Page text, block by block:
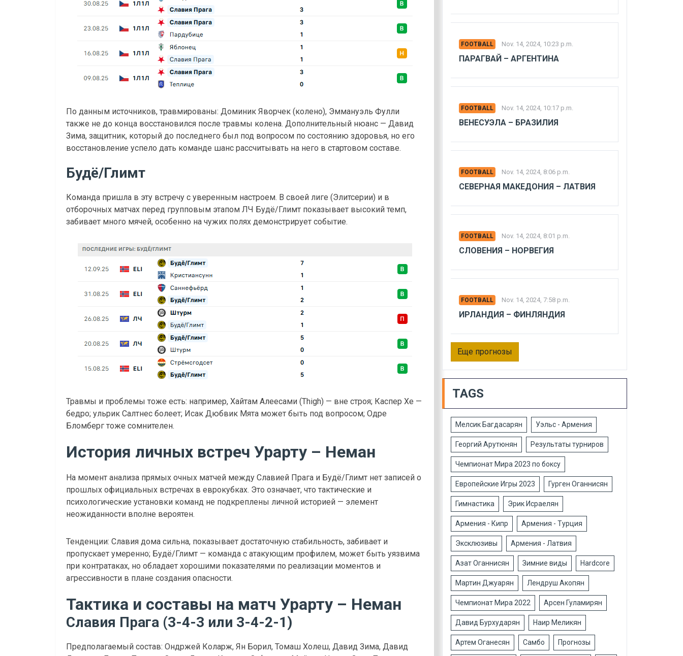
По данным источников, травмированы: Доминик Яворчек (колено), Эммануэль Фулли
также не до конца восстановился после травмы колена. Дополнительный нюанс — Давид
Зима, защитник, который до последнего был под вопросом по состоянию здоровья, но его
восстановление успело дать команде шанс рассчитывать на него в стартовом составе.
Будё/Глимт
Команда пришла в эту встречу с уверенным настроем. В своей лиге (Элитсерии) и в
отборочных матчах перед групповым этапом ЛЧ Будё/Глимт показывает высокий темп,
забивает много мячей, особенно на чужих полях демонстрирует событие.
Травмы и проблемы тоже есть: например, Хайтам Алеесами (Thigh) — вне строя; Каспер Хе —
бедро; ульрик Салтнес болеет; Исак Дюбвик Мята может быть под вопросом; Одре
Бломберг тоже сомнителен.
История личных встреч Урарту – Неман
На момент анализа прямых очных матчей между Славией Прага и Будё/Глимт нет записей о
прошлых официальных встречах в еврокубках. Это означает, что тактические и
психологические установки команд не подкреплены личной историей — элемент
неожиданности вполне вероятен.
Тенденции: Славия дома сильна, показывает достаточную стабильность, забивает и
пропускает умеренно; Будё/Глимт — команда с атакующим профилем, может быть уязвима
при контратаках, но обладает хорошими показателями по реализации моментов и
агрессивности в плане создания опасности.
Тактика и составы на матч Урарту – Неман
Славия Прага (3-4-3 или 3-4-2-1)
Предполагаемый состав: Ондржей Коларж, Ян Борил, Томаш Холеш, Давид Зима, Давид
FOOTBALL Nov. 14, 2024, 10:23 p.m.
ПАРАГВАЙ – АРГЕНТИНА
FOOTBALL Nov. 14, 2024, 10:17 p.m.
ВЕНЕСУЭЛА – БРАЗИЛИЯ
FOOTBALL Nov. 14, 2024, 8:06 p.m.
СЕВЕРНАЯ МАКЕДОНИЯ – ЛАТВИЯ
FOOTBALL Nov. 14, 2024, 8:01 p.m.
СЛОВЕНИЯ – НОРВЕГИЯ
FOOTBALL Nov. 14, 2024, 7:58 p.m.
ИРЛАНДИЯ – ФИНЛЯНДИЯ
Еще прогнозы
TAGS
Мелсик Багдасарян Уэльс - Армения
Георгий Арутюнян Результаты турниров
Чемпионат Мира 2023 по боксу
Европейские Игры 2023 Гурген Оганнисян
Гимнастика Эрик Исраелян
Армения - Кипр Армения - Турция
Эксклюзивы Армения - Латвия
Азат Оганнисян Зимние виды Hardcore
Мартин Джуарян Лендруш Акопян
Чемпионат Мира 2022 Арсен Гуламирян
Давид Бурхударян Наир Меликян
Артем Оганесян Самбо Прогнозы